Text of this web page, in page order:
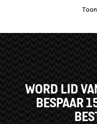
WORD LID
BESPAAR